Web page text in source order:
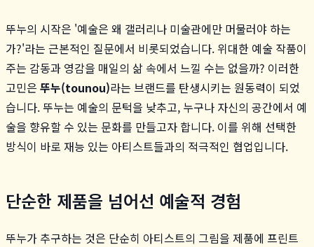
뚜누의 시작은 '예술은 왜 갤러리나 미술관에만 머물러야 하는
가?'라는 근본적인 질문에서 비롯되었습니다. 위대한 예술 작품이
주는 감동과 영감을 매일의 삶 속에서 느낄 수는 없을까? 이러한
고민은 뚜누(tounou)라는 브랜드를 탄생시키는 원동력이 되었
습니다. 뚜누는 예술의 문턱을 낮추고, 누구나 자신의 공간에서 예
술을 향유할 수 있는 문화를 만들고자 합니다. 이를 위해 선택한
방식이 바로 재능 있는 아티스트들과의 적극적인 협업입니다.
단순한 제품을 넘어선 예술적 경험
뚜누가 추구하는 것은 단순히 아티스트의 그림을 제품에 프린트